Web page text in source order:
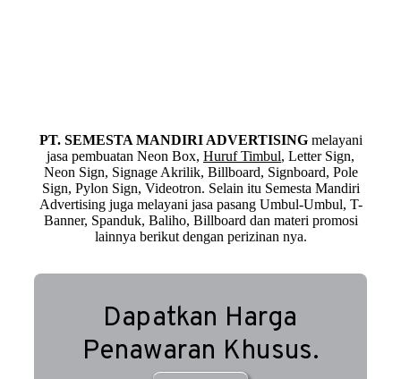
PT. SEMESTA MANDIRI ADVERTISINGmelayani
jasa pembuatan Neon Box, Huruf Timbul, Letter Sign,
Neon Sign, Signage Akrilik, Billboard, Signboard, Pole
Sign, Pylon Sign, Videotron. Selain itu Semesta Mandiri
Advertising juga melayani jasa pasang Umbul-Umbul, T-
Banner, Spanduk, Baliho, Billboard dan materi promosi
lainnya berikut dengan perizinan nya.
Dapatkan Harga
Penawaran Khusus.